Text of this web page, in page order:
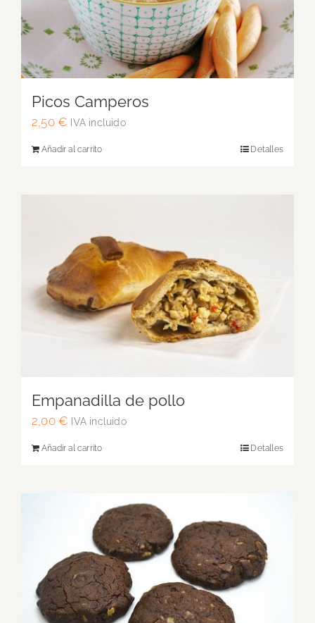
Picos Camperos
2,50 € IVA incluido
Añadir al carrito Detalles
Empanadilla de pollo
2,00 € IVA incluido
Añadir al carrito Detalles